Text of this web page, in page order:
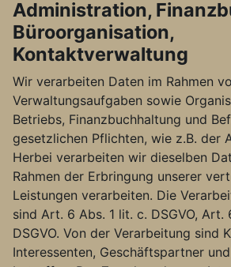
Administration,
Büroorganisation,
Kontaktverwaltung
Wir verarbeiten Daten im Rahmen
Verwaltungsaufgaben sowie
Betriebs, Finanzbuchhaltung und
gesetzlichen Pflichten, wie z.B. der
Herbei verarbeiten wir dieselben
Rahmen der Erbringung unserer
Leistungen verarbeiten. Die
sind Art. 6 Abs. 1 lit. c. DSGVO, Art.
DSGVO. Von der Verarbeitung sind
Interessenten, Geschäftspartner